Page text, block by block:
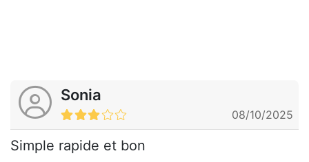
Sonia
08/10/2025
Simple rapide et bon